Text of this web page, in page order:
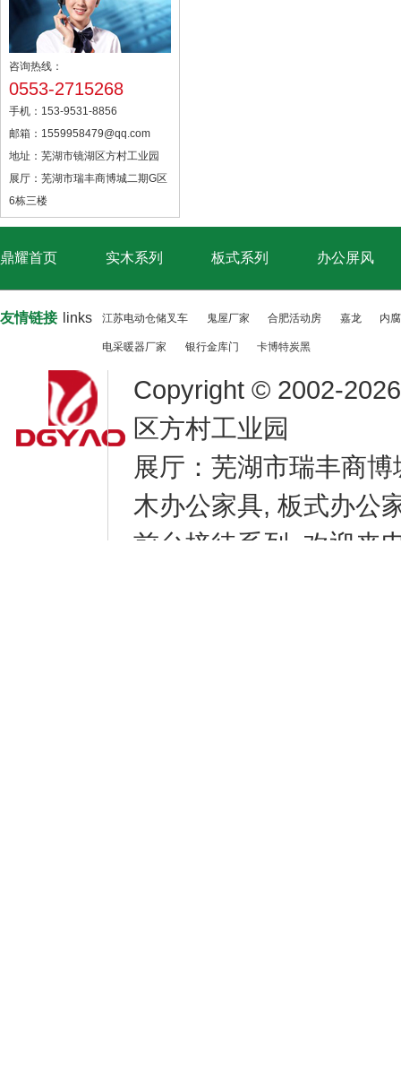
咨询热线：
0553-2715268
手机：153-9531-8856
邮箱：1559958479@qq.com
地址：芜湖市镜湖区方村工业园
展厅：芜湖市瑞丰商博城二期G区
6栋三楼
鼎耀首页 实木系列 板式系列 办公屏风
友情链接 links 江苏电动仓储叉车 鬼屋厂家 合肥活动房 嘉龙 内
电采暖器厂家 银行金库门 卡博特炭黑
Copyright © 2002-
区方村工业园
展厅：芜湖市瑞丰商
木办公家具, 板式办公
前台接待系列, 欢迎来